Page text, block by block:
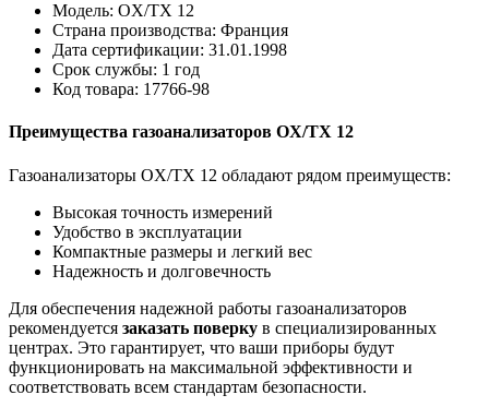
Модель: OX/TX 12
Страна производства: Франция
Дата сертификации: 31.01.1998
Срок службы: 1 год
Код товара: 17766-98
Преимущества газоанализаторов OX/TX 12
Газоанализаторы OX/TX 12 обладают рядом преимуществ:
Высокая точность измерений
Удобство в эксплуатации
Компактные размеры и легкий вес
Надежность и долговечность
Для обеспечения надежной работы газоанализаторов
рекомендуется заказать поверку в специализированных
центрах. Это гарантирует, что ваши приборы будут
функционировать на максимальной эффективности и
соответствовать всем стандартам безопасности.